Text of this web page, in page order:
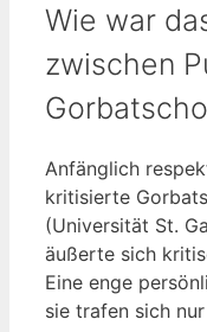
Wie war
zwischen
Anfänglich
kritisierte
(Universität St.
äußerte sich
Eine enge
sie trafen sich